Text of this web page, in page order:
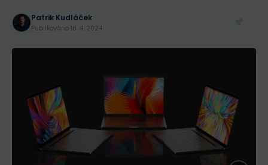
Patrik Kudláček
Publikováno 16. 4. 2024